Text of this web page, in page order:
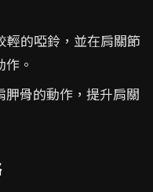
輕的啞鈴，並在肩關節
。
胛骨的動作，提升肩關